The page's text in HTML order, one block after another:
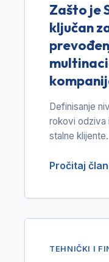
Zašto je
ključan
Definisanje
rokovi odziva
stalne klijente.
Pročitaj
TEHNIČKI I